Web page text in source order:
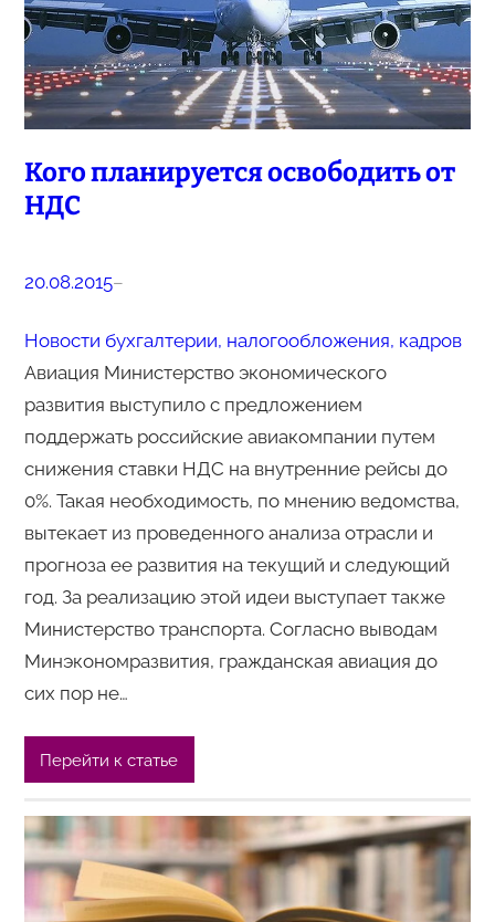
Кого планируется освободить от
НДС
20.08.2015–
Новости бухгалтерии, налогообложения, кадров
Авиация Министерство экономического
развития выступило с предложением
поддержать российские авиакомпании путем
снижения ставки НДС на внутренние рейсы до
0%. Такая необходимость, по мнению ведомства,
вытекает из проведенного анализа отрасли и
прогноза ее развития на текущий и следующий
год. За реализацию этой идеи выступает также
Министерство транспорта. Согласно выводам
Минэкономразвития, гражданская авиация до
сих пор не…
Перейти к статье